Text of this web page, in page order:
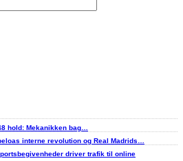
hold: Mekanikken bag…
interne revolution og Real Madrids…
driver trafik til online